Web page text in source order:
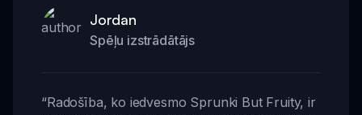
Jordan
Spēļu izstrādātājs
“Radošība, ko iedvesmo Sprunki But Fruity, ir